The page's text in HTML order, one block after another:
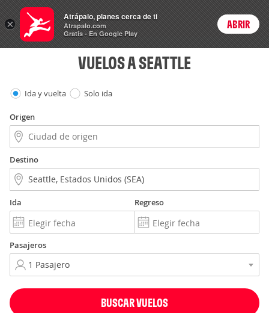
Vuelos Login
VUELOS A SEATTLE
Ida y vuelta Solo ida
Origen
Destino
Ida Regreso
Pasajeros
BUSCAR VUELOS
×
Atrápalo, planes cerca de ti
Atrapalo.com
Gratis - En Google Play
ABRIR